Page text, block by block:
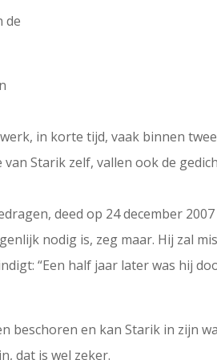
de
in korte tijd, vaak binnen
Starik zelf, vallen ook de
deed op 24 december
nodig is, zeg maar. Hij zal
“Een half jaar later was hij
beschoren en kan Starik in zijn
dat is wel zeker.